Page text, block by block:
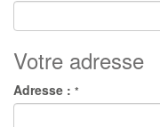
Votre adresse
Adresse : *